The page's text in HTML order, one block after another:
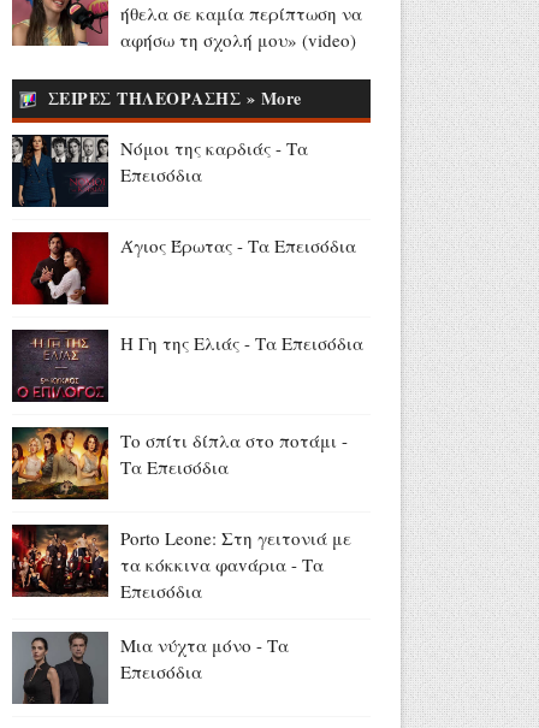
Φθιώτιδα: Εντοπίστηκε φυτεία
δενδρύλλια κάνναβης (video)
Αύγουστος 07, 2026
Πέθανε η δημοσιογράφος
Χριστίνα Πιτουρά
Ελεονώρα Μελέτη: «Πριν από
φωτογραφία της κόρης της
Ακύλας για Eurovision:
«Σίγουρα αδικηθήκαμε, το
(video)
Αύγουστος 07, 2026
ήθελα σε καμία περίπτωση να
αφήσω τη σχολή μου» (video)
ΣΕΙΡΕΣ ΤΗΛΕΟΡΑΣΗΣ » More
Νόμοι της καρδιάς - Τα
Επεισόδια
Άγιος Έρωτας - Τα Επεισόδια
Η Γη της Ελιάς - Τα Επεισόδια
Το σπίτι δίπλα στο ποτάμι -
Τα Επεισόδια
Porto Leone: Στη γειτονιά με
τα κόκκιvα φαvάρια - Τα
Επεισόδια
Μια νύχτα μόνο - Τα
Επεισόδια